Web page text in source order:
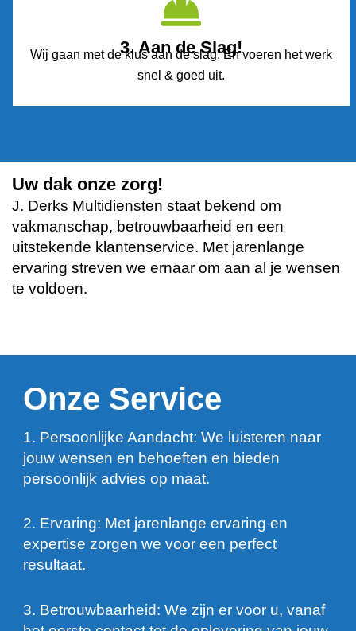
3. Aan de Slag!
Wij gaan met de klus aan de slag. En voeren het werk
snel & goed uit.
Uw dak onze zorg!
J. Derks Multidiensten staat bekend om
vakmanschap, betrouwbaarheid en een
uitstekende klantenservice. Met jarenlange
ervaring streven we ernaar om aan al je wensen
te voldoen.
Onze Service
1. Persoonlijke Aandacht: We luisteren naar
jouw wensen en behoeften en bieden
persoonlijk advies op maat.
2. Ervaring: Met jarenlange ervaring en
expertise zorgen we voor een perfect
resultaat.
3. Betrouwbaarheid: We zijn er voor u, vanaf